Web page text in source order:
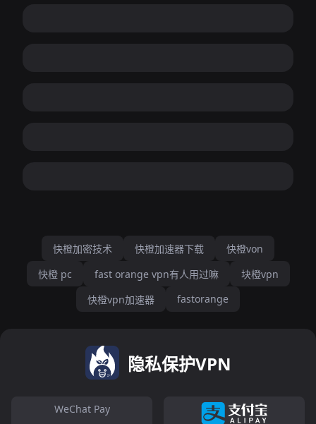
快橙加密技术 快橙加速器下载
快橙von
快橙 pc
fast orange vpn有人用过嘛
块橙vpn
快橙vpn加速器
fastorange
隐私保护VPN
WeChat Pay